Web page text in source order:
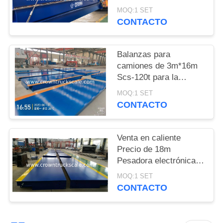
PRIVACY
POLICY
Balanza de pesas para
camiones
MOQ:1 SET
CONTACTO
Balanzas para
camiones de 3m*16m
Scs-120t para la
pesaje de vehículos
MOQ:1 SET
CONTACTO
Venta en caliente
Precio de 18m
Pesadora electrónica
Balanza 30t 50t 60t 70t
80t 100t
MOQ:1 SET
CONTACTO